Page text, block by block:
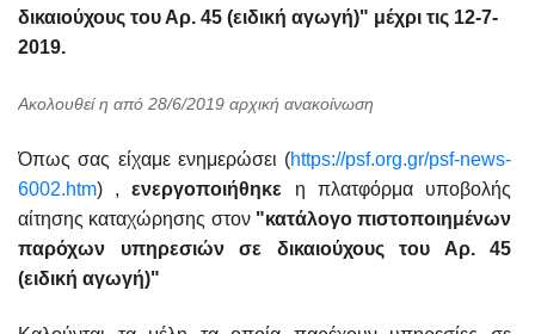
δικαιούχους του Αρ. 45 (ειδική αγωγή)" μέχρι τις 12-7-
2019.
Ακολουθεί η από 28/6/2019 αρχική ανακοίνωση
Όπως σας είχαμε ενημερώσει (https://psf.org.gr/psf-news-
6002.htm) ,ενεργοποιήθηκε η πλατφόρμα υποβολής
αίτησης καταχώρησης στον "κατάλογο πιστοποιημένων
παρόχων υπηρεσιών σε δικαιούχους του Αρ. 45
(ειδική αγωγή)"